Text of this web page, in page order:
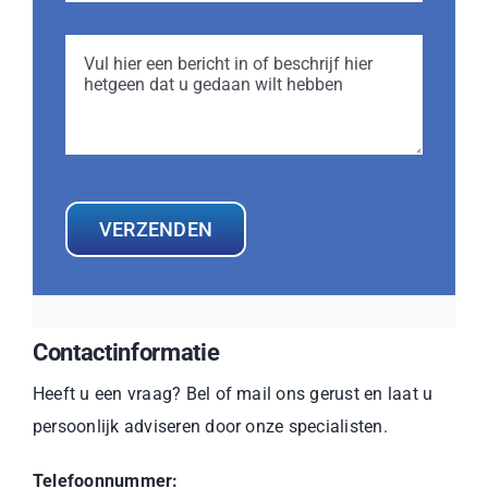
VERZENDEN
Contactinformatie
Heeft u een vraag? Bel of mail ons gerust en laat u
persoonlijk adviseren door onze specialisten.
Telefoonnummer: